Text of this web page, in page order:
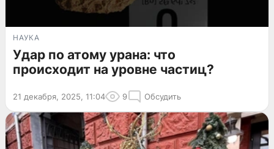
НАУКА
Удар по атому урана: что
происходит на уровне частиц?
21 декабря, 2025, 11:04 9 Обсудить